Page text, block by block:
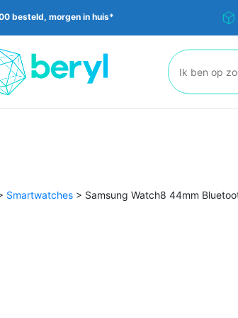
besteld, morgen in huis*
Zoeken:
Smartwatches > Samsung Watch8 44mm